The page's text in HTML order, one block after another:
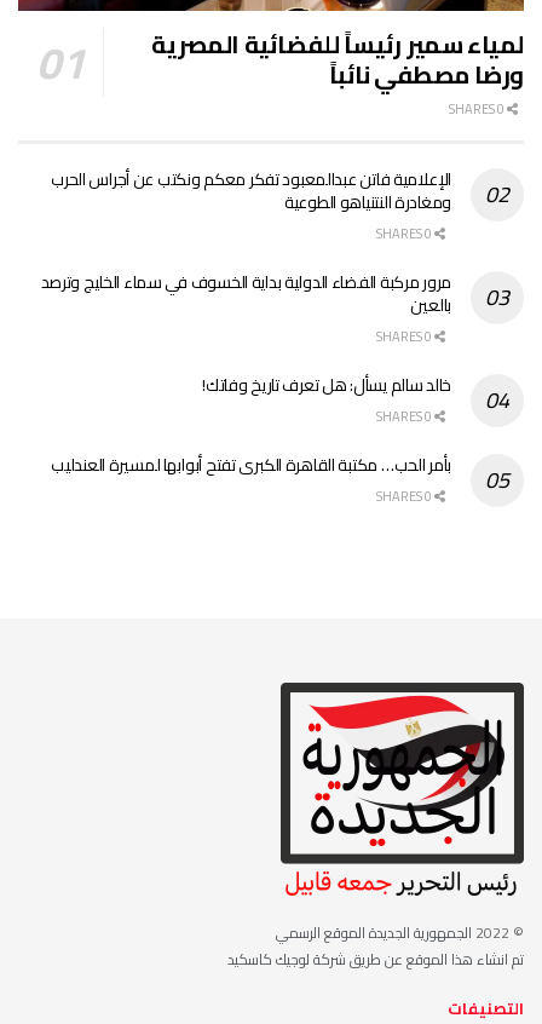
لمياء سمير رئيساً للفضائية المصرية
ورضا مصطفي نائباً
الإعلامية فاتن عبدالمعبود تفكر معكم ونكتب عن أجراس الحرب
ومغادرة النتنياهو الطوعية
مرور مركبة الفضاء الدولية بداية الخسوف في سماء الخليج وترصد
بالعين
خالد سالم يسأل: هل تعرف تاريخ وفاتك!
بأمر الحب… مكتبة القاهرة الكبرى تفتح أبوابها لمسيرة العندليب
© 2022
الجمهورية الجديدة الموقع الرسمي
تم انشاء هذا الموقع عن طريق شركة لوجيك كاسكيد
التصنيفات